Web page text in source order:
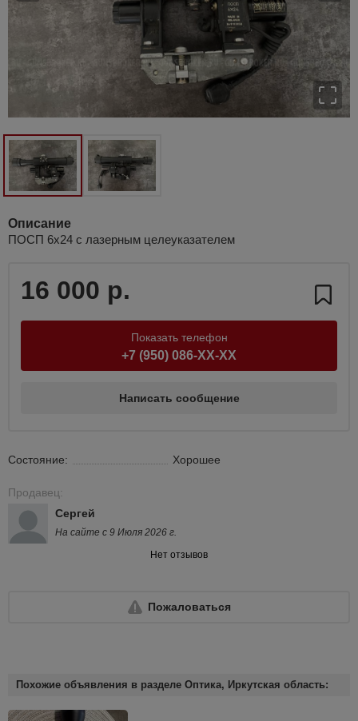
Описание
ПОСП 6х24 с лазерным целеуказателем
16 000 р.
Показать телефон
+7 (950) 086-XX-XX
Написать сообщение
Состояние: Хорошее
Продавец:
Сергей
На сайте с 9 Июля 2026 г.
Нет отзывов
Пожаловаться
Похожие объявления в разделе Оптика, Иркутская область: